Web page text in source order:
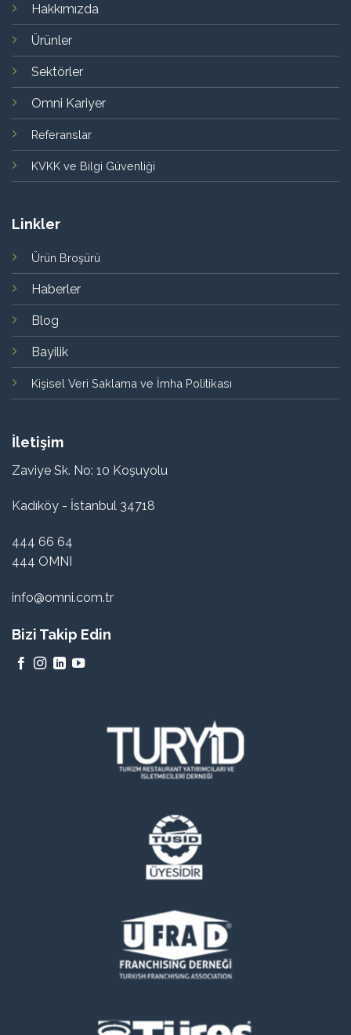
Hakkımızda
Ürünler
Sektörler
Omni Kariyer
Referanslar
KVKK ve Bilgi Güvenliği
Linkler
Ürün Broşürü
Haberler
Blog
Bayilik
Kişisel Veri Saklama ve İmha Politikası
İletişim
Zaviye Sk. No: 10 Koşuyolu
Kadıköy - İstanbul 34718
444 66 64
444 OMNI
info@omni.com.tr
Bizi Takip Edin